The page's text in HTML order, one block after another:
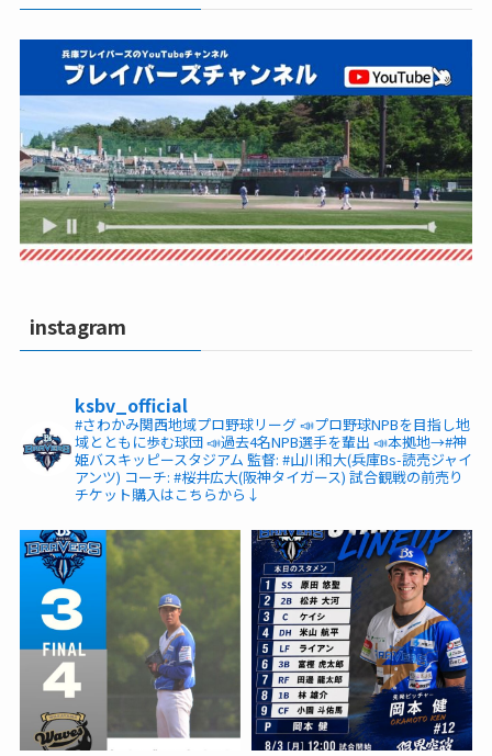
instagram
ksbv_official
#さわかみ関西地域プロ野球リーグ📣プロ野球NPBを目指し地
域とともに歩む球団📣過去4名NPB選手を輩出 📣本拠地→#神
姫バスキッピースタジアム 監督: #山川和大(兵庫Bs-読売ジャイ
アンツ) コーチ: #桜井広大(阪神タイガース) 試合観戦の前売り
チケット購入はこちらから↓